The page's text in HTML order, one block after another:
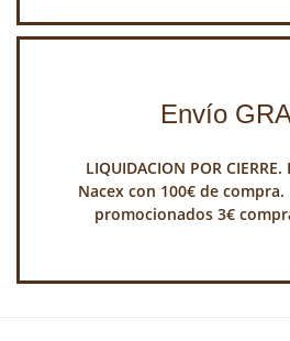
Envío
LIQUIDACION POR
Nacex con 100€ de
promocionados 3€